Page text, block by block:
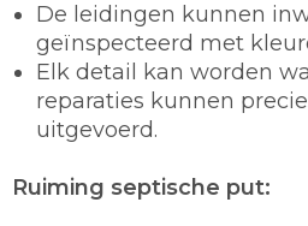
De leidingen kunnen
geïnspecteerd met
Elk detail kan worden
reparaties kunnen
uitgevoerd.
Ruiming septische put: